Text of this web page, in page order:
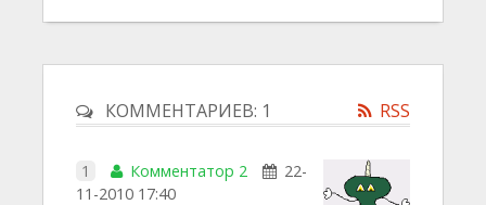
КОММЕНТАРИЕВ: 1 RSS
1 Комментатор 2
22-
11-2010 17:40